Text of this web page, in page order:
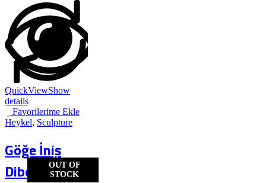
OUT OF
STOCK
QuickViewShow
details
Favorilerime Ekle
Heykel, Sculpture
Göğe İniş
Dibe Yük...